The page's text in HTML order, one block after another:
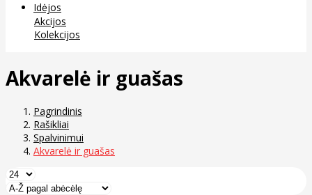
Idėjos
Akcijos
Kolekcijos
Akvarelė ir guašas
Pagrindinis
Rašikliai
Spalvinimui
Akvarelė ir guašas